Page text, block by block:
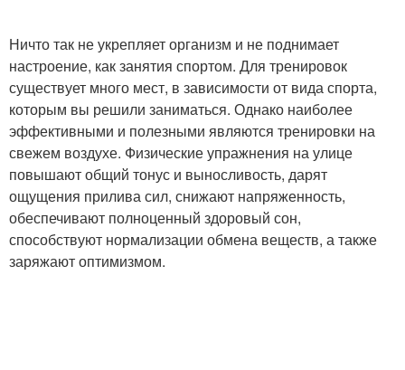
Ничто так не укрепляет организм и не поднимает
настроение, как занятия спортом. Для тренировок
существует много мест, в зависимости от вида спорта,
которым вы решили заниматься. Однако наиболее
эффективными и полезными являются тренировки на
свежем воздухе. Физические упражнения на улице
повышают общий тонус и выносливость, дарят
ощущения прилива сил, снижают напряженность,
обеспечивают полноценный здоровый сон,
способствуют нормализации обмена веществ, а также
заряжают оптимизмом.